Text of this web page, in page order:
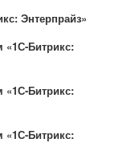
Энтерпрайз»
«1С-Битрикс:
«1С-Битрикс:
«1С-Битрикс: